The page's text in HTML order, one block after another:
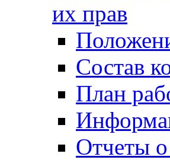
их прав
Состав
План
Отчеты